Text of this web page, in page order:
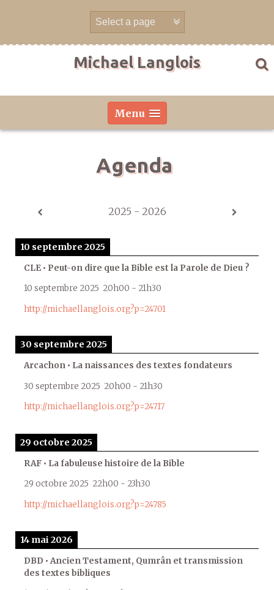
Michael Langlois
Menu
Agenda
2025 - 2026
10 septembre 2025
CLE • Peut-on dire que la Bible est la Parole de Dieu ?
10 septembre 2025 20h00 - 21h30
http://michaellanglois.org?p=24701
30 septembre 2025
Arcachon • La naissances des textes fondateurs
30 septembre 2025 20h00 - 21h30
http://michaellanglois.org?p=24717
29 octobre 2025
RAF • La fabuleuse histoire de la Bible
29 octobre 2025 22h00 - 23h30
http://michaellanglois.org?p=24785
14 mai 2026
DBD • Ancien Testament, Qumrân et transmission
des textes bibliques